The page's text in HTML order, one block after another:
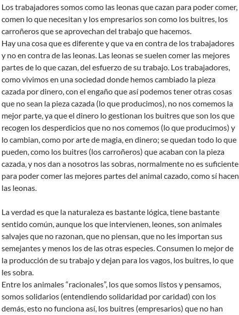
Los trabajadores somos como las leonas que cazan para poder comer,
comen lo que necesitan y los empresarios son como los buitres, los
carroñeros que se aprovechan del trabajo que hacemos.
Hay una cosa que es diferente y que va en contra de los trabajadores
y no en contra de las leonas. Las leonas se suelen comer las mejores
partes de lo que cazan, del esfuerzo de su trabajo. Los trabajadores,
como vivimos en una sociedad donde hemos cambiado la pieza
cazada por dinero, con el engaño que así podemos tener otras cosas
que no sean la pieza cazada (lo que producimos), no nos comemos la
mejor parte, ya que el dinero lo gestionan los buitres que son los que
recogen los desperdicios que no nos comemos (lo que producimos) y
lo cambian, como por arte de magia, en dinero; se quedan todo lo que
pueden, como los buitres (los carroñeros) que acaban con la pieza
cazada, y nos dan a nosotros las sobras, normalmente no es suficiente
para poder comer las mejores partes del animal cazado, como sí hacen
las leonas.
La verdad es que la naturaleza es bastante lógica, tiene bastante
sentido común, aunque los que intervienen, leones, son animales
salvajes que no razonan, que no piensan, que no les importan sus
semejantes y menos los de las otras especies. Consumen lo mejor de
la producción de su trabajo y dejan para los vagos, los buitres, lo que
les sobra.
Entre los animales “racionales”, los que somos listos y pensamos,
somos solidarios (entendiendo solidaridad por caridad) con los
demás, esto no funciona así, los buitres (empresarios) que no han